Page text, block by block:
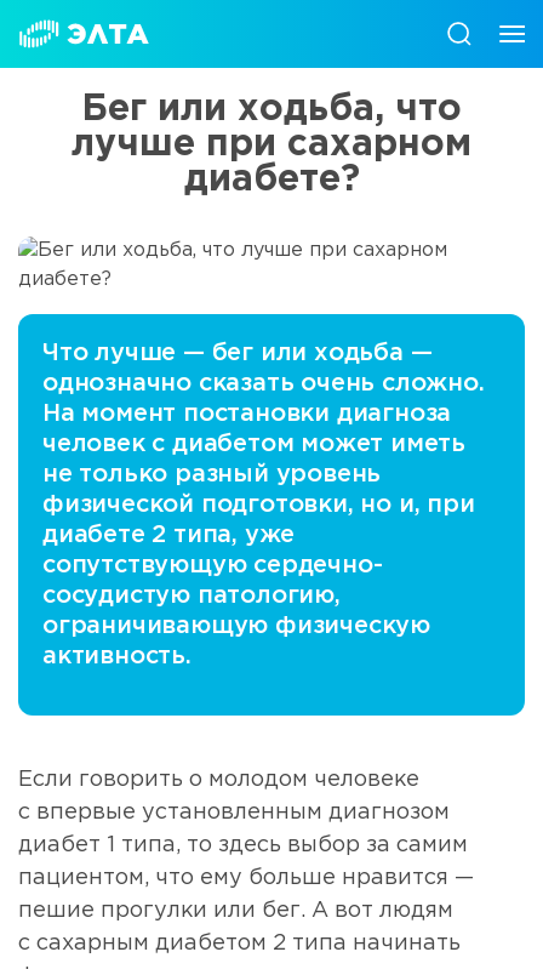
Бег или ходьба, что
лучше при сахарном
диабете?
Что лучше — бег или ходьба —
однозначно сказать очень сложно.
На момент постановки диагноза
человек с диабетом может иметь
не только разный уровень
физической подготовки, но и, при
диабете 2 типа, уже
сопутствующую сердечно-
сосудистую патологию,
ограничивающую физическую
активность.
Если говорить о молодом человеке
с впервые установленным диагнозом
диабет 1 типа, то здесь выбор за самим
пациентом, что ему больше нравится —
пешие прогулки или бег. А вот людям
с сахарным диабетом 2 типа начинать